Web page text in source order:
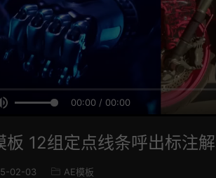
00:00 / 00:00
板 12组定点线条呼出标注
02-03 AE模板